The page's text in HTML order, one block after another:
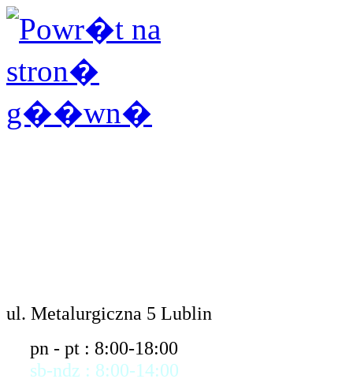
ul. Metalurgiczna 5 Lublin
pn - pt : 8:00-18:00
sb-ndz : 8:00-14:00